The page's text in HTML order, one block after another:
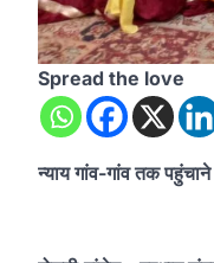
Spread the love
न्याय गांव-गांव तक